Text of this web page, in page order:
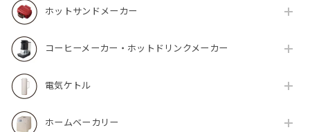
ホットサンドメーカー
コーヒーメーカー・ホットドリンクメーカー
電気ケトル
ホームベーカリー